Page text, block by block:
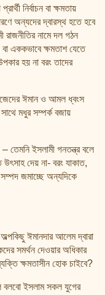
নির্বাচন বা ক্ষমতায়
অন্যদের দ্বারস্থ হতে হবে
রাজনীতির নামে দল গঠন
এককভাবে ক্ষমতাশ যেতে
হয় না বরং তাদের
ঈমান ও আমল ধ্বংস
মধুর সম্পর্ক বজায়
তেমনি ইসলামী গনতন্ত্র বলে
দেয় না- বরং যাকাত,
জমাচ্ছে অন্যদিকে
ঈমানদার আলেম দ্বারা
সমর্থন দেওয়ার অধিকার
ক্ষমতাসীন হোক চাইবে?
বলবো ইসলাম সকল যুগের